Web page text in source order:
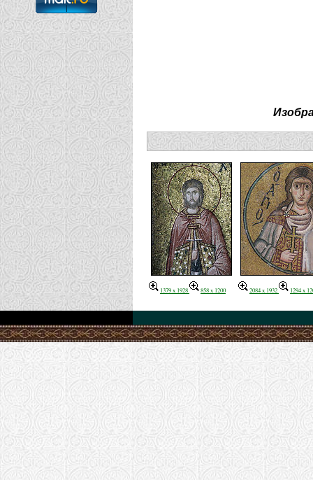
1379 x 1928 858 x 1200 2084 x 1932 1294 x